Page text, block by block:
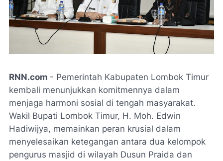
RNN.com - Pemerintah Kabupaten Lombok Timur
kembali menunjukkan komitmennya dalam
menjaga harmoni sosial di tengah masyarakat.
Wakil Bupati Lombok Timur, H. Moh. Edwin
Hadiwijya, memainkan peran krusial dalam
menyelesaikan ketegangan antara dua kelompok
pengurus masjid di wilayah Dusun Praida dan